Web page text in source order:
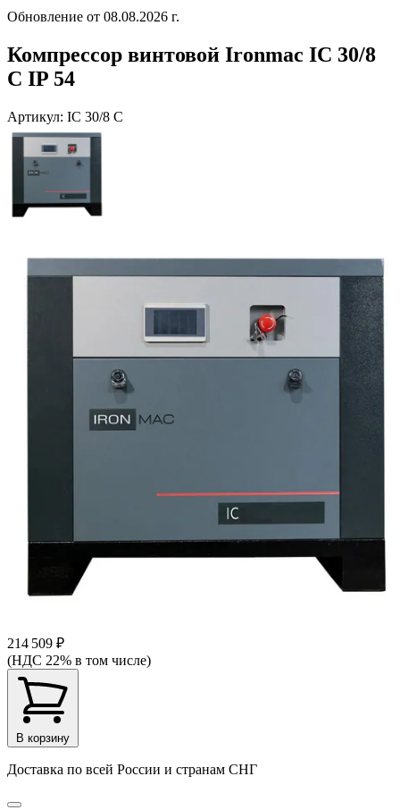
Обновление от 08.08.2026 г.
Компрессор винтовой Ironmac IC 30/8
C IP 54
Артикул: IC 30/8 C
214 509 ₽
(НДС 22% в том числе)
В корзину
Доставка по всей России и странам СНГ